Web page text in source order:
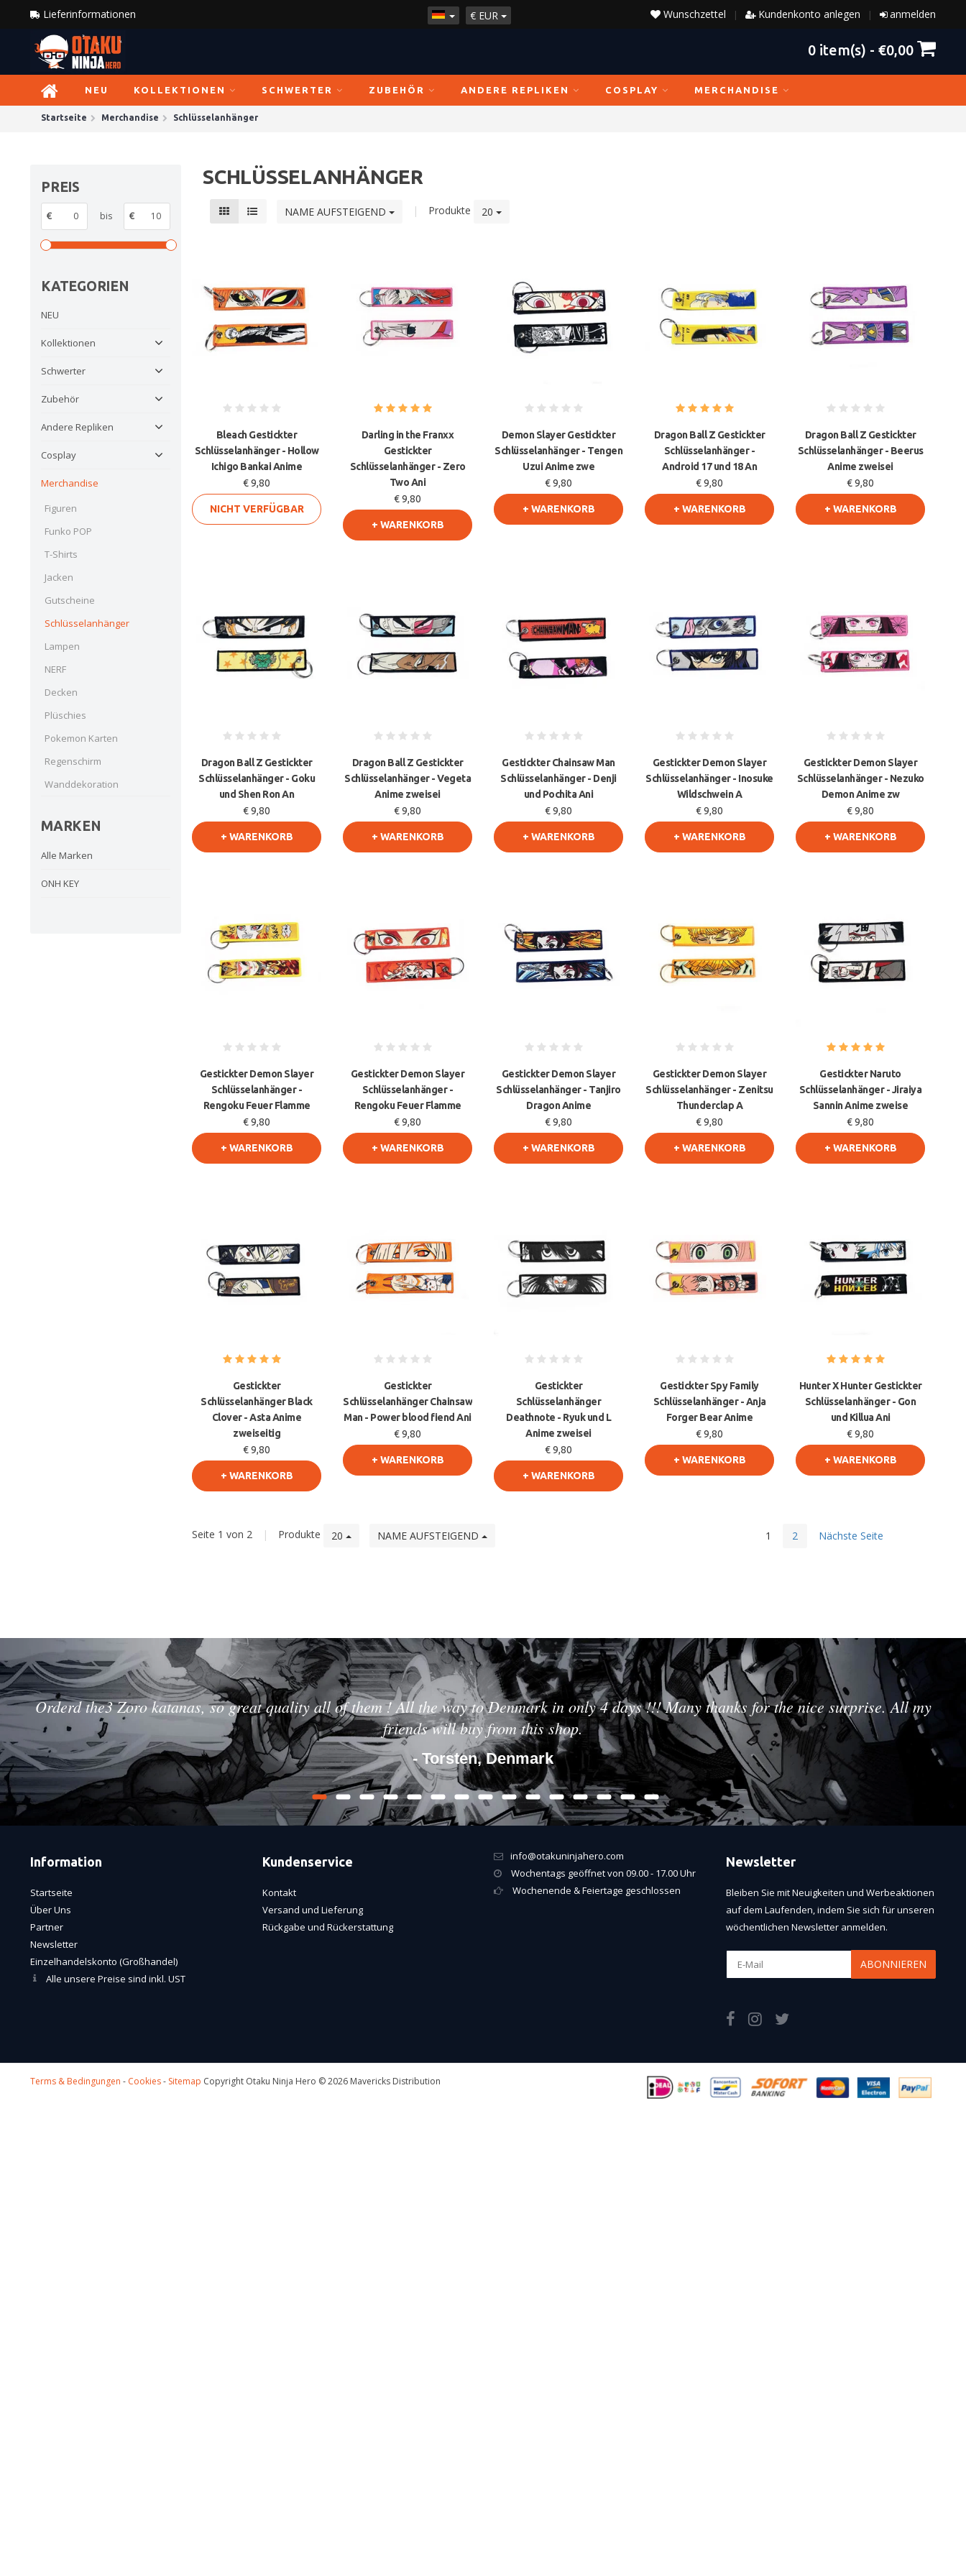
Lieferinformationen € EUR anmelden
|
Kundenkonto anlegen
|
Wunschzettel
0 item(s) - €0,00
NEU KOLLEKTIONEN SCHWERTER ZUBEHÖR ANDERE REPLIKEN COSPLAY MERCHANDISE
Startseite Merchandise Schlüsselanhänger
PREIS
€ bis €
KATEGORIEN
NEU
Kollektionen
Schwerter
Zubehör
Andere Repliken
Cosplay
Merchandise
Figuren
Funko POP
T-Shirts
Jacken
Gutscheine
Schlüsselanhänger
Lampen
NERF
Decken
Plüschies
Pokemon Karten
Regenschirm
Wanddekoration
MARKEN
Alle Marken
ONH KEY
SCHLÜSSELANHÄNGER
NAME AUFSTEIGEND | Produkte 20
Bleach Gestickter
Schlüsselanhänger - Hollow
Ichigo Bankai Anime
€ 9,80
NICHT VERFÜGBAR
Darling in the Franxx
Gestickter
Schlüsselanhänger - Zero
Two Ani
€ 9,80
+ WARENKORB
Demon Slayer Gestickter
Schlüsselanhänger - Tengen
Uzui Anime zwe
€ 9,80
+ WARENKORB
Dragon Ball Z Gestickter
Schlüsselanhänger -
Android 17 und 18 An
€ 9,80
+ WARENKORB
Dragon Ball Z Gestickter
Schlüsselanhänger - Beerus
Anime zweisei
€ 9,80
+ WARENKORB
Dragon Ball Z Gestickter
Schlüsselanhänger - Goku
und Shen Ron An
€ 9,80
+ WARENKORB
Dragon Ball Z Gestickter
Schlüsselanhänger - Vegeta
Anime zweisei
€ 9,80
+ WARENKORB
Gestickter Chainsaw Man
Schlüsselanhänger - Denji
und Pochita Ani
€ 9,80
+ WARENKORB
Gestickter Demon Slayer
Schlüsselanhänger - Inosuke
Wildschwein A
€ 9,80
+ WARENKORB
Gestickter Demon Slayer
Schlüsselanhänger - Nezuko
Demon Anime zw
€ 9,80
+ WARENKORB
Gestickter Demon Slayer
Schlüsselanhänger -
Rengoku Feuer Flamme
€ 9,80
+ WARENKORB
Gestickter Demon Slayer
Schlüsselanhänger -
Rengoku Feuer Flamme
€ 9,80
+ WARENKORB
Gestickter Demon Slayer
Schlüsselanhänger - Tanjiro
Dragon Anime
€ 9,80
+ WARENKORB
Gestickter Demon Slayer
Schlüsselanhänger - Zenitsu
Thunderclap A
€ 9,80
+ WARENKORB
Gestickter Naruto
Schlüsselanhänger - Jiraiya
Sannin Anime zweise
€ 9,80
+ WARENKORB
Gestickter
Schlüsselanhänger Black
Clover - Asta Anime
zweiseitig
€ 9,80
+ WARENKORB
Gestickter
Schlüsselanhänger Chainsaw
Man - Power blood fiend Ani
€ 9,80
+ WARENKORB
Gestickter
Schlüsselanhänger
Deathnote - Ryuk und L
Anime zweisei
€ 9,80
+ WARENKORB
Gestickter Spy Family
Schlüsselanhänger - Anja
Forger Bear Anime
€ 9,80
+ WARENKORB
Hunter X Hunter Gestickter
Schlüsselanhänger - Gon
und Killua Ani
€ 9,80
+ WARENKORB
Seite 1 von 2 | Produkte 20 NAME AUFSTEIGEND 1 2 Nächste Seite
Orderd the3 Zoro katanas, so great quality all of them ! All the way to Denmark in only 4 days !!! Many thanks for the nice surprise. All my
friends will buy from this shop.
- Torsten, Denmark
Information
Startseite
Über Uns
Partner
Newsletter
Einzelhandelskonto (Großhandel)
Alle unsere Preise sind inkl. UST
Kundenservice
Kontakt
Versand und Lieferung
Rückgabe und Rückerstattung
info@otakuninjahero.com
Wochentags geöffnet von 09.00 - 17.00 Uhr
Wochenende & Feiertage geschlossen
Newsletter
Bleiben Sie mit Neuigkeiten und Werbeaktionen
auf dem Laufenden, indem Sie sich für unseren
wöchentlichen Newsletter anmelden.
ABONNIEREN
Terms & Bedingungen - Cookies- Sitemap Copyright Otaku Ninja Hero © 2026 Mavericks Distribution